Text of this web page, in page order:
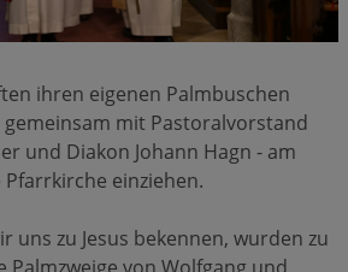
ihren eigenen Palmbuschen
mit Pastoralvorstand
und Diakon Johann Hagn - am
einziehen.
uns zu Jesus bekennen, wurden zu